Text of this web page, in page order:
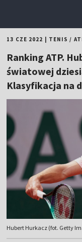
13 CZE 2022 TENIS /
Ranking ATP.
światowej
Klasyfikacja na
Hubert Hurkacz (fot. Getty